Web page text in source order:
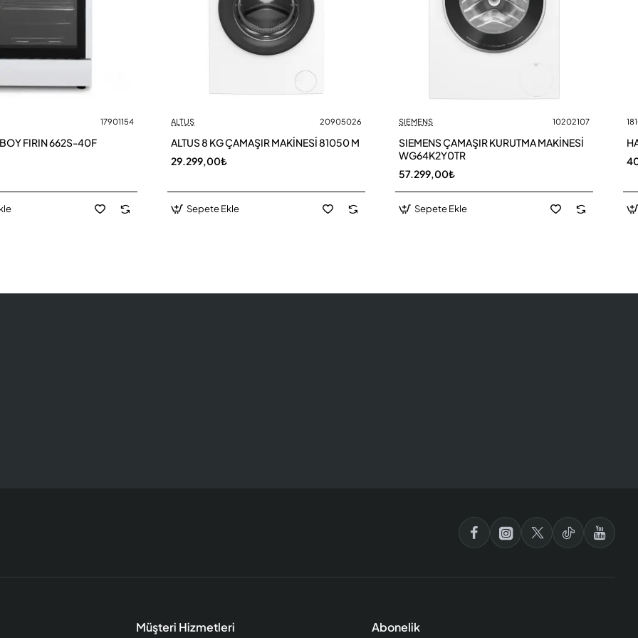
17901154
BOY FIRIN 662S-40F
ALTUS 20905026
ALTUS 8 KG ÇAMAŞIR MAKİNESİ 81050 M
29.299,00₺
Sepete Ekle
SIEMENS 10202107
SIEMENS ÇAMAŞIR KURUTMA MAKİNESİ
WG64K2Y0TR
57.299,00₺
Sepete Ekle
Müşteri Hizmetleri Abonelik